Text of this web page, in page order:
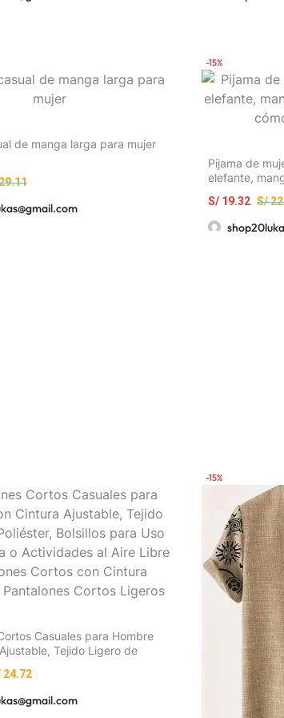
de manga larga para mujer
-15%
Pijama de
elefante,
S/
S/ 19.32
Casuales para Hombre
Tejido Ligero de
Aire Libre | Pantalones
Ajustable | Pantalones
24.72
-15%